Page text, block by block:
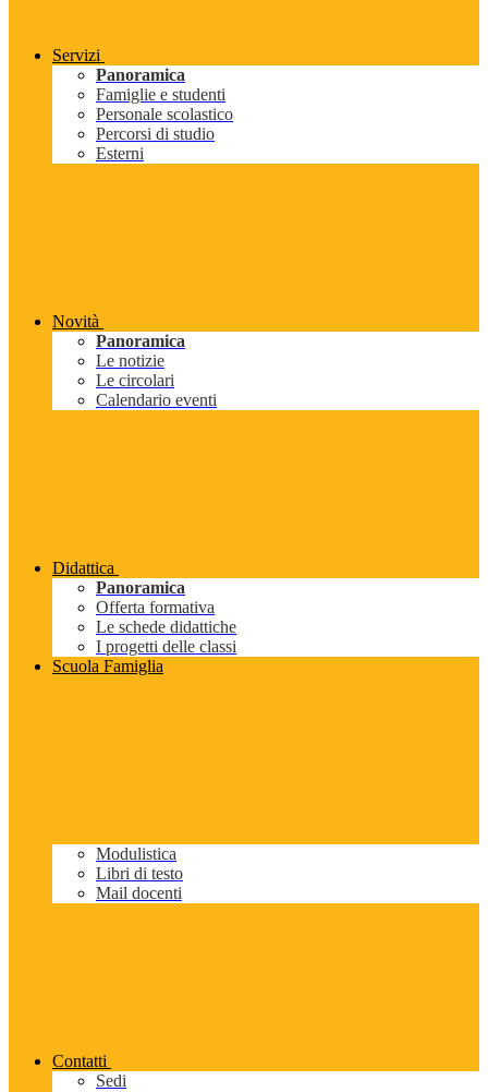
Servizi
Panoramica
Famiglie e studenti
Personale scolastico
Percorsi di studio
Esterni
Novità
Panoramica
Le notizie
Le circolari
Calendario eventi
Didattica
Panoramica
Offerta formativa
Le schede didattiche
I progetti delle classi
Scuola Famiglia
Modulistica
Libri di testo
Mail docenti
Contatti
Sedi